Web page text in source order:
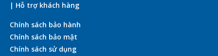
| Hỗ trợ khách hàng
Chính sách bảo hành
Chính sách bảo mật
Chính sách sử dụng